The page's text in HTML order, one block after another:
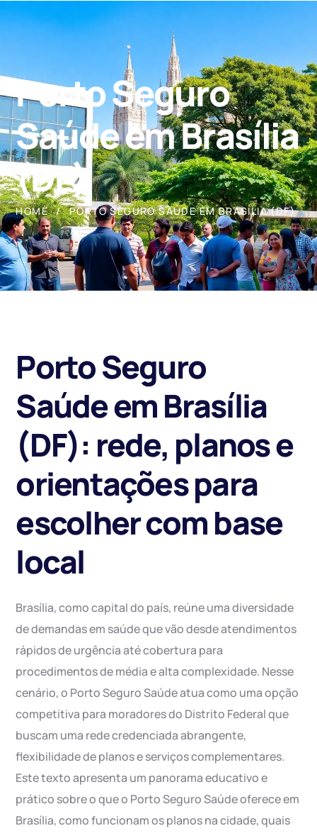
Porto Seguro
Saúde em Brasília
(DF)
HOME PORTO SEGURO SAÚDE EM BRASÍLIA (DF)
Porto Seguro
Saúde em Brasília
(DF): rede, planos e
orientações para
escolher com base
local
Brasília, como capital do país, reúne uma diversidade
de demandas em saúde que vão desde atendimentos
rápidos de urgência até cobertura para
procedimentos de média e alta complexidade. Nesse
cenário, o Porto Seguro Saúde atua como uma opção
competitiva para moradores do Distrito Federal que
buscam uma rede credenciada abrangente,
flexibilidade de planos e serviços complementares.
Este texto apresenta um panorama educativo e
prático sobre o que o Porto Seguro Saúde oferece em
Brasília, como funcionam os planos na cidade, quais